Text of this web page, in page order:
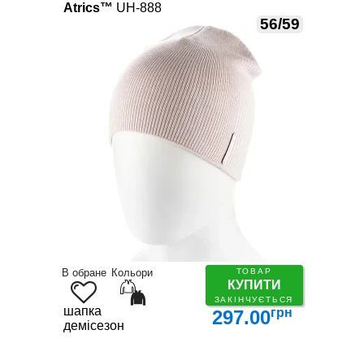
Atrics™ UH-888
56/59
В обране Кольори ТОВАР
КУПИТИ
ЗАКІНЧУЄТЬСЯ
шапка
демісезон
297.00грн